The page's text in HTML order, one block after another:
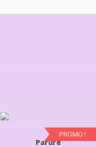
PROMO !
Parure